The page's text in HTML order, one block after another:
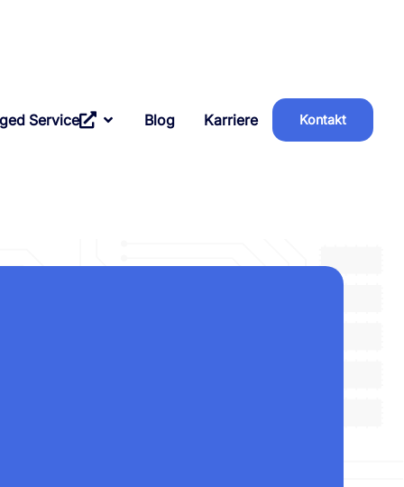
Service Blog Karriere Kontakt